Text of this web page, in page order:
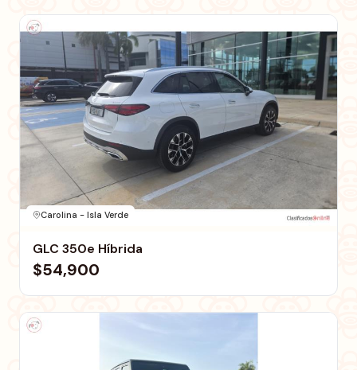
Carolina - Isla Verde
GLC 350e Híbrida
$54,900